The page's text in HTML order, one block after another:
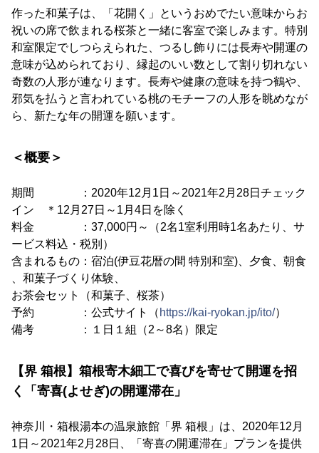
作った和菓子は、「花開く」というおめでたい意味からお
祝いの席で飲まれる桜茶と一緒に客室で楽しみます。特別
和室限定でしつらえられた、つるし飾りには長寿や開運の
意味が込められており、縁起のいい数として割り切れない
奇数の人形が連なります。長寿や健康の意味を持つ鶴や、
邪気を払うと言われている桃のモチーフの人形を眺めなが
ら、新たな年の開運を願います。
＜概要＞
期間 ：2020年12月1日～2021年2月28日チェック
イン ＊12月27日～1月4日を除く
料金 ：37,000円～（2名1室利用時1名あたり、サ
ービス料込・税別）
含まれるもの：宿泊(伊豆花暦の間 特別和室)、夕食、朝食
、和菓子づくり体験、
お茶会セット（和菓子、桜茶）
予約 ：公式サイト（ https://kai-ryokan.jp/ito/）
備考 ：１日１組（2～8名）限定
【界 箱根】箱根寄木細工で喜びを寄せて開運を招
く「寄喜(よせぎ)の開運滞在」
神奈川・箱根湯本の温泉旅館「界 箱根」は、2020年12月
1日～2021年2月28日、「寄喜の開運滞在」プランを提供